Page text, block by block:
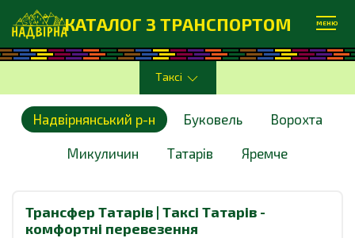
КАТАЛОГ З ТРАНСПОРТОМ МЕНЮ
Таксі
Надвірнянський р-н Буковель Ворохта
Микуличин Татарів Яремче
Трансфер Татарів | Таксі Татарів -
комфортні перевезення